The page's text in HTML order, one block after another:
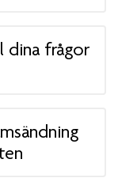
dina frågor